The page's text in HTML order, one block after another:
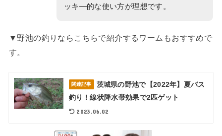
ッキ―的な使い方が理想です。
▼野池の釣りならこちらで紹介するワームもおすすめで
す。
関連記事
茨城県の野池で【2022年】夏バス
釣り！線状降水帯効果で2匹ゲット
2023.06.02